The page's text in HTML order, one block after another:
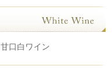
甘口白ワイン